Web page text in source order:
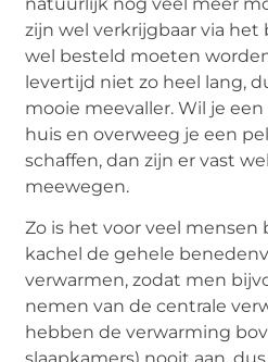
zijn wel verkrijgbaar via het
wel besteld moeten
levertijd niet zo heel lang,
mooie meevaller. Wil je
huis en overweeg je een
schaffen, dan zijn er vast
meewegen.
Zo is het voor veel mensen
kachel de gehele
verwarmen, zodat men
nemen van de centrale
hebben de verwarming